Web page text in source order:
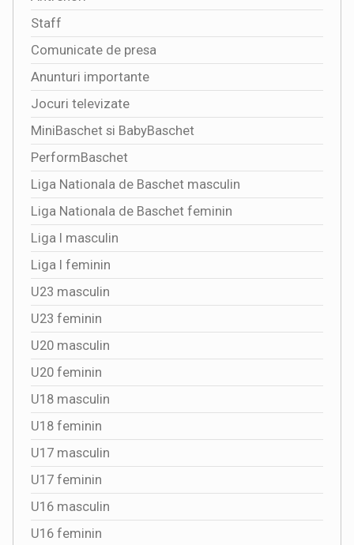
Staff
Comunicate de presa
Anunturi importante
Jocuri televizate
MiniBaschet si BabyBaschet
PerformBaschet
Liga Nationala de Baschet masculin
Liga Nationala de Baschet feminin
Liga I masculin
Liga I feminin
U23 masculin
U23 feminin
U20 masculin
U20 feminin
U18 masculin
U18 feminin
U17 masculin
U17 feminin
U16 masculin
U16 feminin